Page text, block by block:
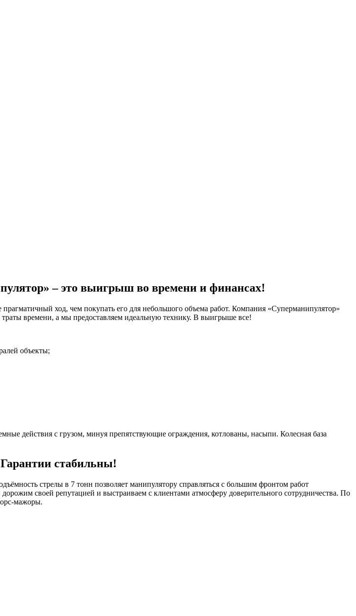
– это выигрыш во времени и финансах!
ход, чем покупать его для небольшого объема работ. Компания «Суперманипулятор»
времени, а мы предоставляем идеальную технику. В выигрыше все!
объекты;
действия с грузом, минуя препятствующие ограждения, котлованы, насыпи. Колесная база
стабильны!
стрелы в 7 тонн позволяет манипулятору справляться с большим фронтом работ
своей репутацией и выстраиваем с клиентами атмосферу доверительного сотрудничества. По
мажоры.